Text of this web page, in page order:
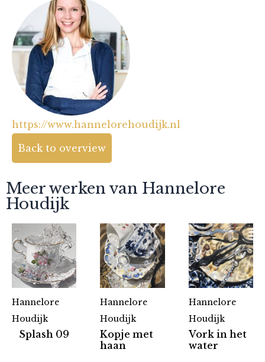
https://www.hannelorehoudijk.nl
Back to overview
Meer werken van Hannelore
Houdijk
Hannelore
Houdijk
Splash 09
Hannelore
Houdijk
Kopje met
haan
Hannelore
Houdijk
Vork in het
water